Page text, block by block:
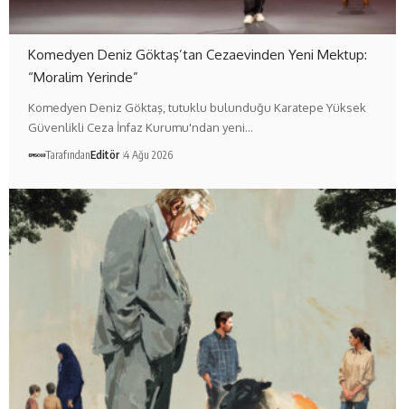
Komedyen Deniz Göktaş’tan Cezaevinden Yeni Mektup:
“Moralim Yerinde”
Komedyen Deniz Göktaş, tutuklu bulunduğu Karatepe Yüksek
Güvenlikli Ceza İnfaz Kurumu'ndan yeni…
TarafındanEditör 4 Ağu 2026